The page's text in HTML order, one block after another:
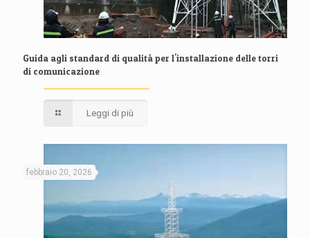
Guida agli standard di qualità per l'installazione delle torri
di comunicazione
Leggi di più
febbraio 20, 2026